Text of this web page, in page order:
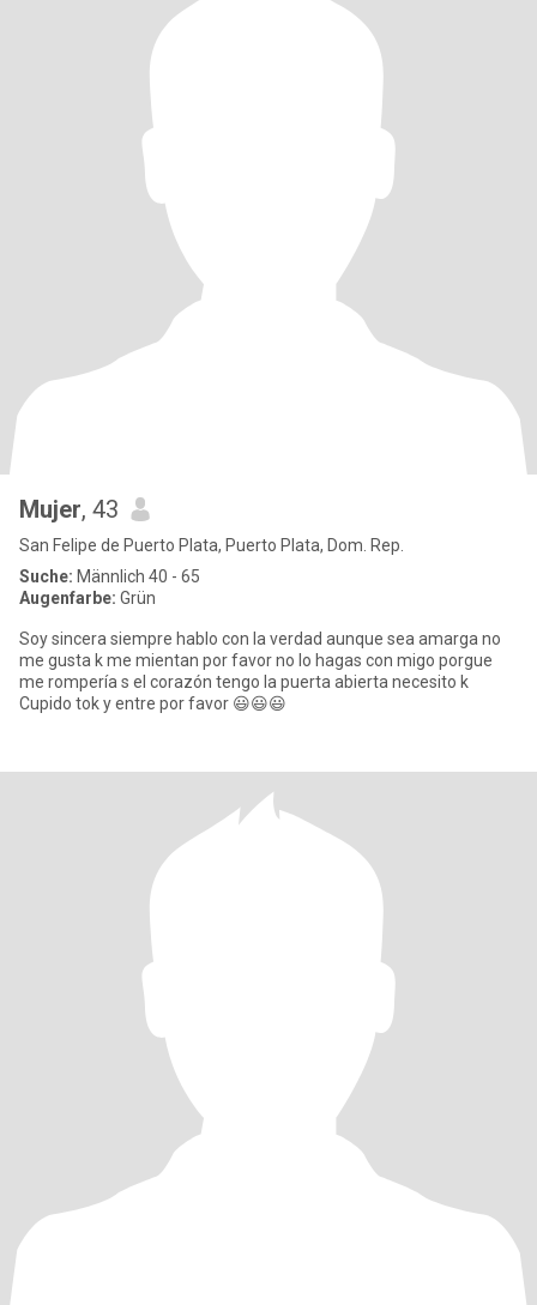
Mujer, 43
San Felipe de Puerto Plata, Puerto Plata, Dom. Rep.
Suche: Männlich 40 - 65
Augenfarbe: Grün
Soy sincera siempre hablo con la verdad aunque sea amarga no
me gusta k me mientan por favor no lo hagas con migo porgue
me rompería s el corazón tengo la puerta abierta necesito k
Cupido tok y entre por favor 😃😃😃